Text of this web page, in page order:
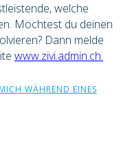
welche
Möchtest du deinen
Dann melde
www.zivi.admin.ch.
WÄHREND EINES